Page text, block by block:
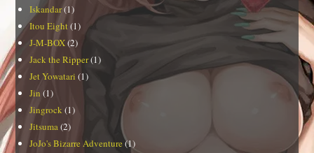
Iskandar(1)
Itou Eight(1)
J-M-BOX(2)
Jack the Ripper(1)
Jet Yowatari (1)
Jin (1)
Jingrock (1)
Jitsuma(2)
JoJo's Bizarre Adventure(1)